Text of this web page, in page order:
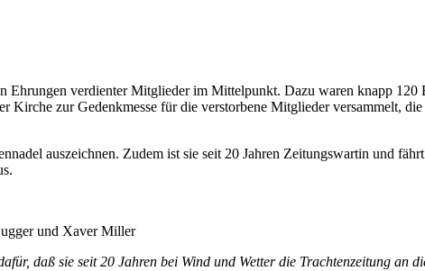
verdienter Mitglieder im Mittelpunkt. Dazu waren knapp 120
Kirche zur Gedenkmesse für die verstorbene Mitglieder versammelt,
auszeichnen. Zudem ist sie seit 20 Jahren Zeitungswartin und
daß sie seit 20 Jahren bei Wind und Wetter die Trachtenzeitung an